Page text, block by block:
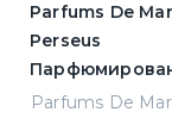
Parfums De
Perseus
вода 1,5 ml